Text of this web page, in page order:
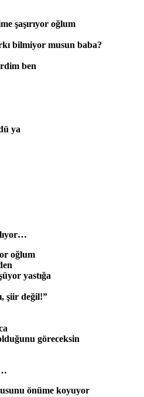
şaşırıyor oğlum
bilmiyor musun baba?
ben
ya
oğlum
yastığa
şiir değil!”
göreceksin
önüme koyuyor